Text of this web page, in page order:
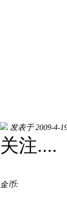
发表于 2009-4-
关注....
金币: